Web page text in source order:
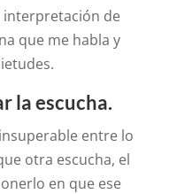
interpretación de
que me habla y
la escucha.
entre lo
otra escucha, el
en que ese